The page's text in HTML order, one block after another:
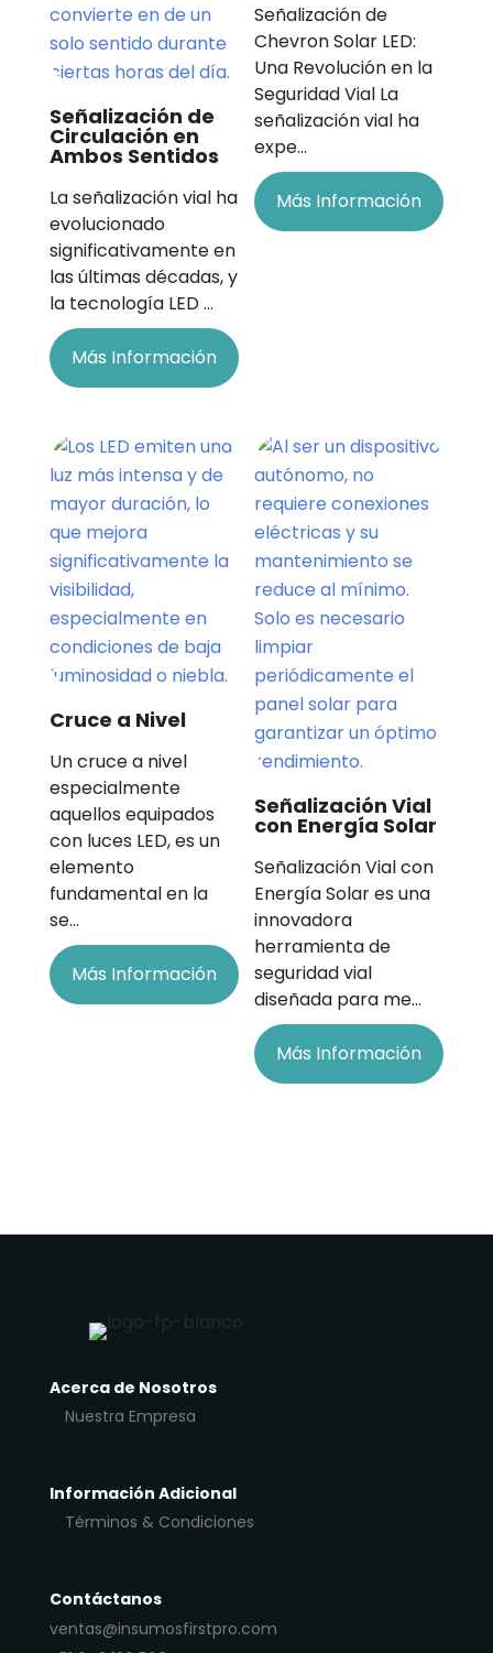
Señalización de
Circulación en
Ambos Sentidos
La señalización vial ha
evolucionado
significativamente en
las últimas décadas, y
la tecnología LED …
Más Información
Señalización de
Chevron Solar LED:
Una Revolución en la
Seguridad Vial La
señalización vial ha
expe…
Más Información
Cruce a Nivel
Un cruce a nivel
especialmente
aquellos equipados
con luces LED, es un
elemento
fundamental en la
se…
Más Información
Señalización Vial
con Energía Solar
Señalización Vial con
Energía Solar es una
innovadora
herramienta de
seguridad vial
diseñada para me…
Más Información
Acerca de Nosotros
Nuestra Empresa
Información Adicional
Términos & Condiciones
Contáctanos
ventas@insumosfirstpro.com